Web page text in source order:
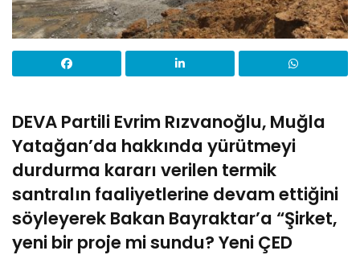
DEVA Partili Evrim Rızvanoğlu, Muğla
Yatağan’da hakkında yürütmeyi
durdurma kararı verilen termik
santralın faaliyetlerine devam ettiğini
söyleyerek Bakan Bayraktar’a “Şirket,
yeni bir proje mi sundu? Yeni ÇED